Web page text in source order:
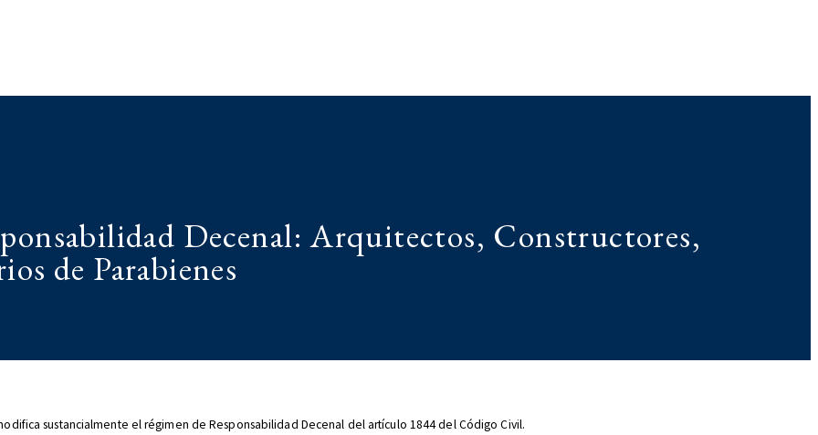
Decenal: Arquitectos, Constructores,
de Parabienes
sustancialmente el régimen de Responsabilidad Decenal del artículo 1844 del Código Civil.